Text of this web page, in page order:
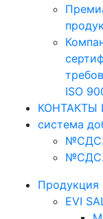
ISO
КОНТАКТЫ
система
Продукция
EVI